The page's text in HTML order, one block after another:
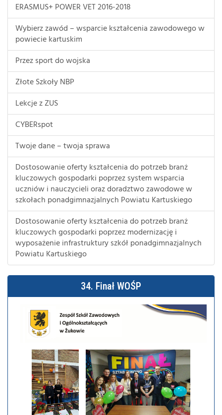
ERASMUS+ POWER VET 2016-2018
Wybierz zawód – wsparcie kształcenia zawodowego w
powiecie kartuskim
Przez sport do wojska
Złote Szkoły NBP
Lekcje z ZUS
CYBERspot
Twoje dane – twoja sprawa
Dostosowanie oferty kształcenia do potrzeb branż
kluczowych gospodarki poprzez system wsparcia
uczniów i nauczycieli oraz doradztwo zawodowe w
szkołach ponadgimnazjalnych Powiatu Kartuskiego
Dostosowanie oferty kształcenia do potrzeb branż
kluczowych gospodarki poprzez modernizację i
wyposażenie infrastruktury szkół ponadgimnazjalnych
Powiatu Kartuskiego
34. Finał WOŚP